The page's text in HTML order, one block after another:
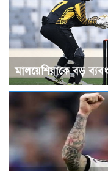
মালয়েশিয়াকে বড়